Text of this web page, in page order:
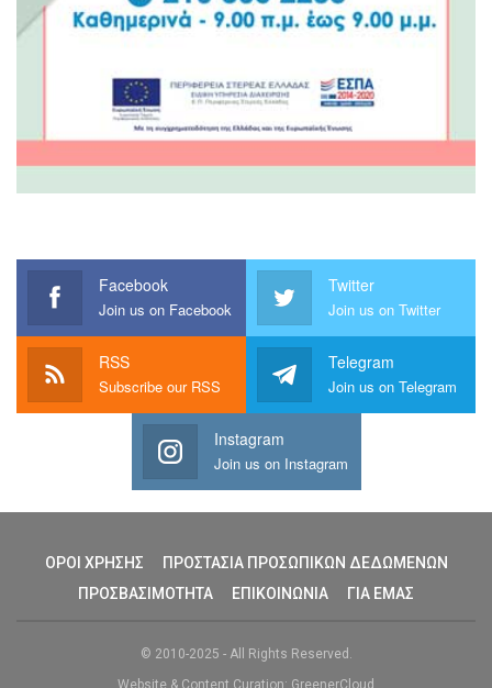
Facebook
Join us on Facebook
Twitter
Join us on Twitter
RSS
Subscribe our RSS
Telegram
Join us on Telegram
Instagram
Join us on Instagram
ΟΡΟΙ ΧΡΗΣΗΣ
ΠΡΟΣΤΑΣΙΑ ΠΡΟΣΩΠΙΚΩΝ ΔΕΔΩΜΕΝΩΝ
ΠΡΟΣΒΑΣΙΜΟΤΗΤΑ
ΕΠΙΚΟΙΝΩΝΙΑ ΓΙΑ ΕΜΑΣ
© 2010-2025 - All Rights Reserved.
Website & Content Curation: GreenerCloud